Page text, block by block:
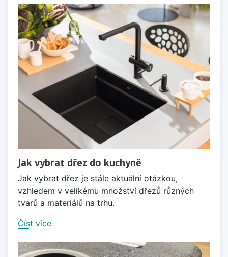
Jak vybrat dřez do kuchyně
Jak vybrat dřez je stále aktuální otázkou,
vzhledem v velikému množství dřezů různých
tvarů a materiálů na trhu.
Číst více